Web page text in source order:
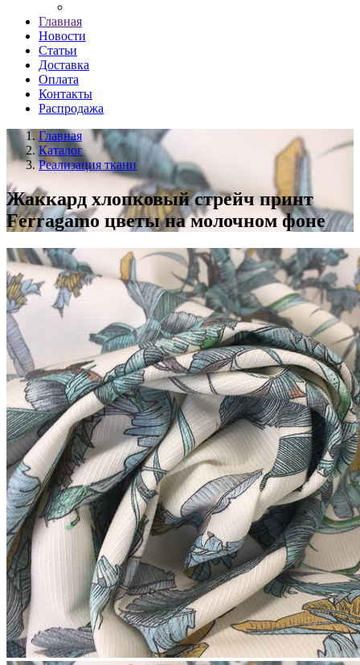
Главная
Новости
Статьи
Доставка
Оплата
Контакты
Распродажа
Главная
Каталог
Реализация ткани
Жаккард хлопковый стрейч принт
Ferragamo цветы на молочном фоне